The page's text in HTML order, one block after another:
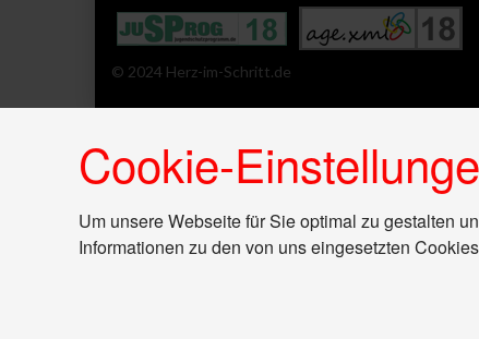
© 2024 Herz-im-Schritt.de
Cookie-
Um unsere Webseite für Sie optimal zu gestalten
Informationen zu den von uns eingesetzten